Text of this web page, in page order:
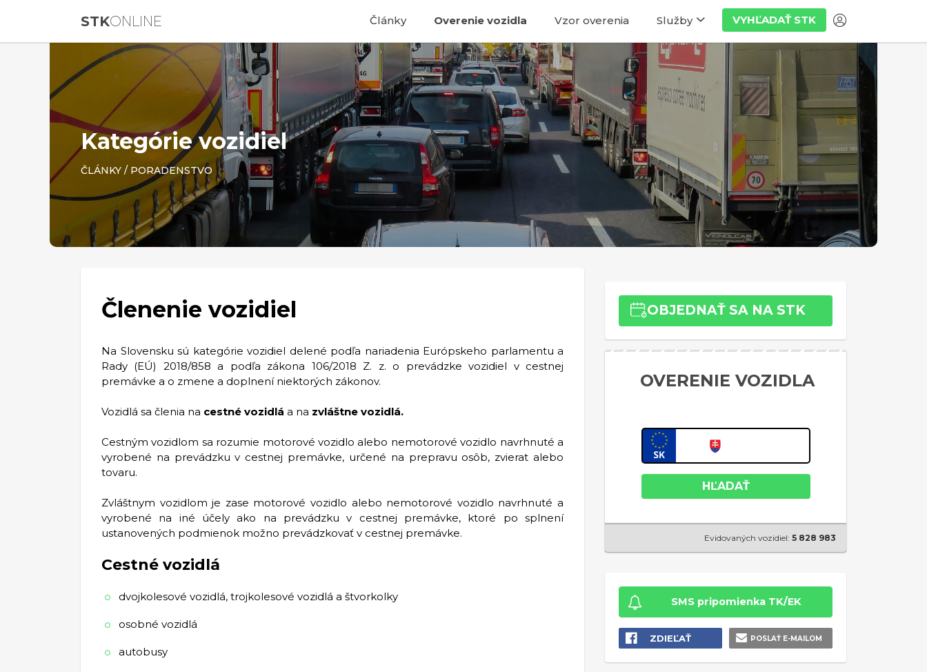
STKONLINE Články Overenie vozidla Vzor overenia Služby VYHĽADAŤ STK
Kategórie vozidiel
ČLÁNKY / PORADENSTVO
Členenie vozidiel
Na Slovensku sú kategórie vozidiel delené podľa nariadenia Európskeho parlamentu a
Rady (EÚ) 2018/858 a podľa zákona 106/2018 Z. z. o prevádzke vozidiel v cestnej
premávke a o zmene a doplnení niektorých zákonov.
Vozidlá sa členia na cestné vozidlá a na zvláštne vozidlá.
Cestným vozidlom sa rozumie motorové vozidlo alebo nemotorové vozidlo navrhnuté a
vyrobené na prevádzku v cestnej premávke, určené na prepravu osôb, zvierat alebo
tovaru.
Zvláštnym vozidlom je zase motorové vozidlo alebo nemotorové vozidlo navrhnuté a
vyrobené na iné účely ako na prevádzku v cestnej premávke, ktoré po splnení
ustanovených podmienok možno prevádzkovať v cestnej premávke.
Cestné vozidlá
dvojkolesové vozidlá, trojkolesové vozidlá a štvorkolky
osobné vozidlá
autobusy
OBJEDNAŤ SA NA STK
OVERENIE VOZIDLA
HĽADAŤ
Evidovaných vozidiel: 5 828 983
SMS pripomienka TK/EK
ZDIEĽAŤ POSLAŤ E-MAILOM